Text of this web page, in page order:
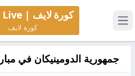
كورة لايف | Koora Live
كورة لايف
جمهورية الدومينيكان في